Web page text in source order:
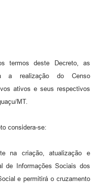
termos deste Decreto, as
a realização do Censo
ativos e seus respectivos
MT.
considera-se:
na criação, atualização e
de Informações Sociais dos
e permitirá o cruzamento